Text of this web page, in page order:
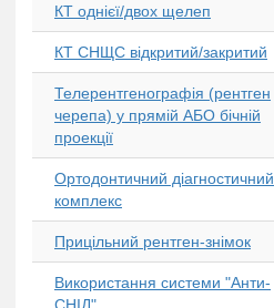
КТ однієї/двох щелеп
КТ СНЩС відкритий/закритий
Телерентгенографія (рентген
черепа) у прямій АБО бічній
проекції
Ортодонтичний діагностичний
комплекс
Прицільний рентген-знімок
Використання системи "Анти-
СНІД"